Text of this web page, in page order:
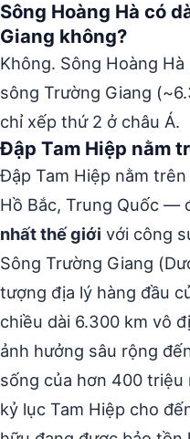
Sông Hoàng Hà có
Giang không?
Không. Sông Hoàng Hà
sông Trường Giang
chỉ xếp thứ 2 ở châu Á.
Đập Tam Hiệp nằm
Đập Tam Hiệp nằm
Hồ Bắc, Trung Quốc —
nhất thế giới với công
Sông Trường Giang
tượng địa lý hàng đầu
chiều dài 6.300 km vô
ảnh hưởng sâu rộng
sống của hơn 400 triệu
kỷ lục Tam Hiệp cho